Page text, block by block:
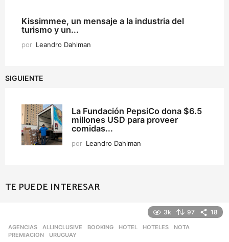
Kissimmee, un mensaje a la industria del
turismo y un...
por Leandro Dahlman
SIGUIENTE
La Fundación PepsiCo dona $6.5
millones USD para proveer
comidas...
por Leandro Dahlman
TE PUEDE INTERESAR
3k 97 18
AGENCIAS ALLINCLUSIVE ,BOOKING ,HOTEL ,HOTELES ,NOTA
PREMIACION
,URUGUAY